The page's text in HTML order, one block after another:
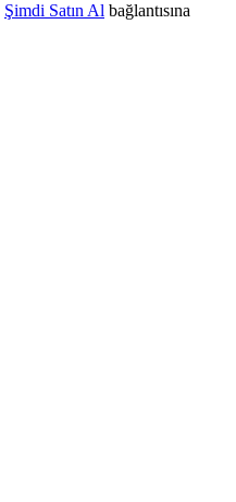
Şimdi Satın Al bağlantısına